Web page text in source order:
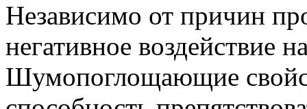
Независимо от причин
негативное воздействие
Шумопоглощающие